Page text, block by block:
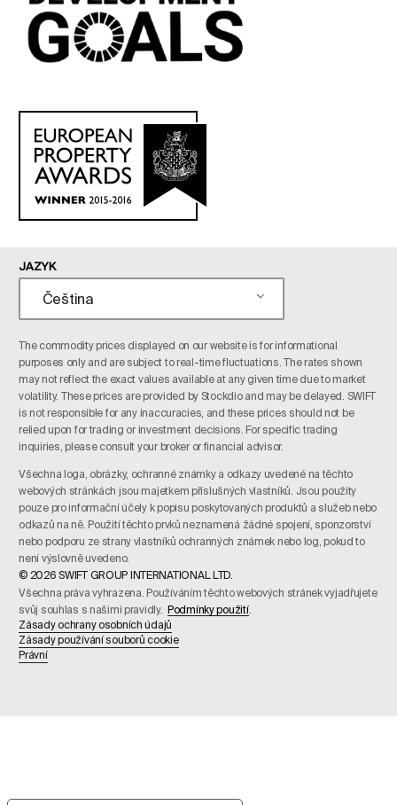
JAZYK
Čeština
The commodity prices displayed on our website is for informational
purposes only and are subject to real-time fluctuations. The rates shown
may not reflect the exact values available at any given time due to market
volatility. These prices are provided by Stockdio and may be delayed. SWIFT
is not responsible for any inaccuracies, and these prices should not be
relied upon for trading or investment decisions. For specific trading
inquiries, please consult your broker or financial advisor.
Všechna loga, obrázky, ochranné známky a odkazy uvedené na těchto
webových stránkách jsou majetkem příslušných vlastníků. Jsou použity
pouze pro informační účely k popisu poskytovaných produktů a služeb nebo
odkazů na ně. Použití těchto prvků neznamená žádné spojení, sponzorství
nebo podporu ze strany vlastníků ochranných známek nebo log, pokud to
není výslovně uvedeno.
© 2026 SWIFT GROUP INTERNATIONAL LTD.
Všechna práva vyhrazena. Používáním těchto webových stránek vyjadřujete
svůj souhlas s našimi pravidly. Podmínky použití.
Zásady ochrany osobních údajů
Zásady používání souborů cookie
Právní